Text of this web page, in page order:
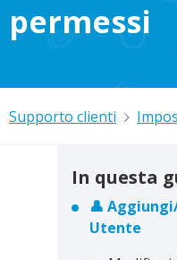
permessi
Supporto clienti
In questa
👤
Utente